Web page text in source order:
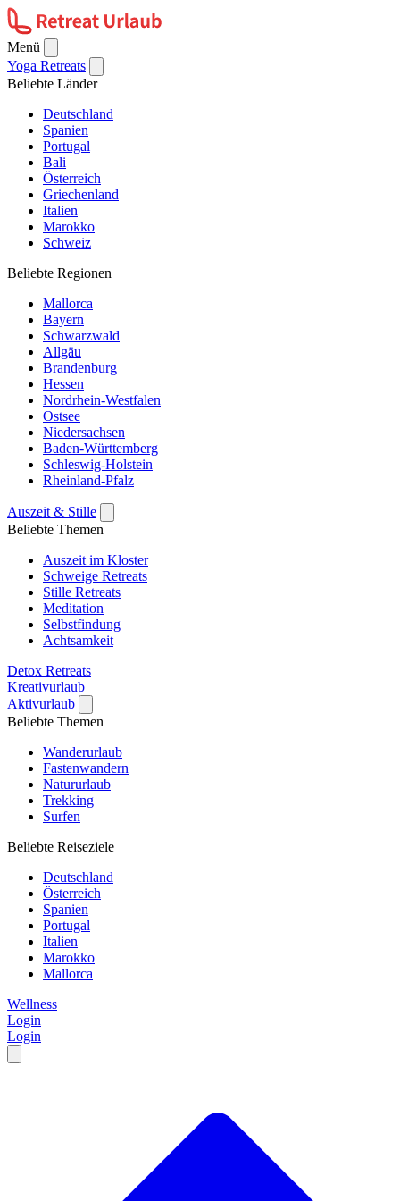
Menü
Yoga Retreats
Beliebte Länder
Deutschland
Spanien
Portugal
Bali
Österreich
Griechenland
Italien
Marokko
Schweiz
Beliebte Regionen
Mallorca
Bayern
Schwarzwald
Allgäu
Brandenburg
Hessen
Nordrhein-Westfalen
Ostsee
Niedersachsen
Baden-Württemberg
Schleswig-Holstein
Rheinland-Pfalz
Auszeit & Stille
Beliebte Themen
Auszeit im Kloster
Schweige Retreats
Stille Retreats
Meditation
Selbstfindung
Achtsamkeit
Detox Retreats
Kreativurlaub
Aktivurlaub
Beliebte Themen
Wanderurlaub
Fastenwandern
Natururlaub
Trekking
Surfen
Beliebte Reiseziele
Deutschland
Österreich
Spanien
Portugal
Italien
Marokko
Mallorca
Wellness
Login
Login